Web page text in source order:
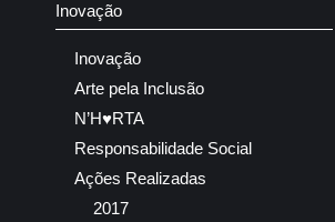
Inovação
Inovação
Arte pela Inclusão
N’H♥RTA
Responsabilidade Social
Ações Realizadas
2017